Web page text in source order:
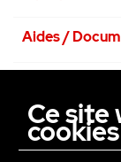
Aides /
La confiance
Ce site
cookies